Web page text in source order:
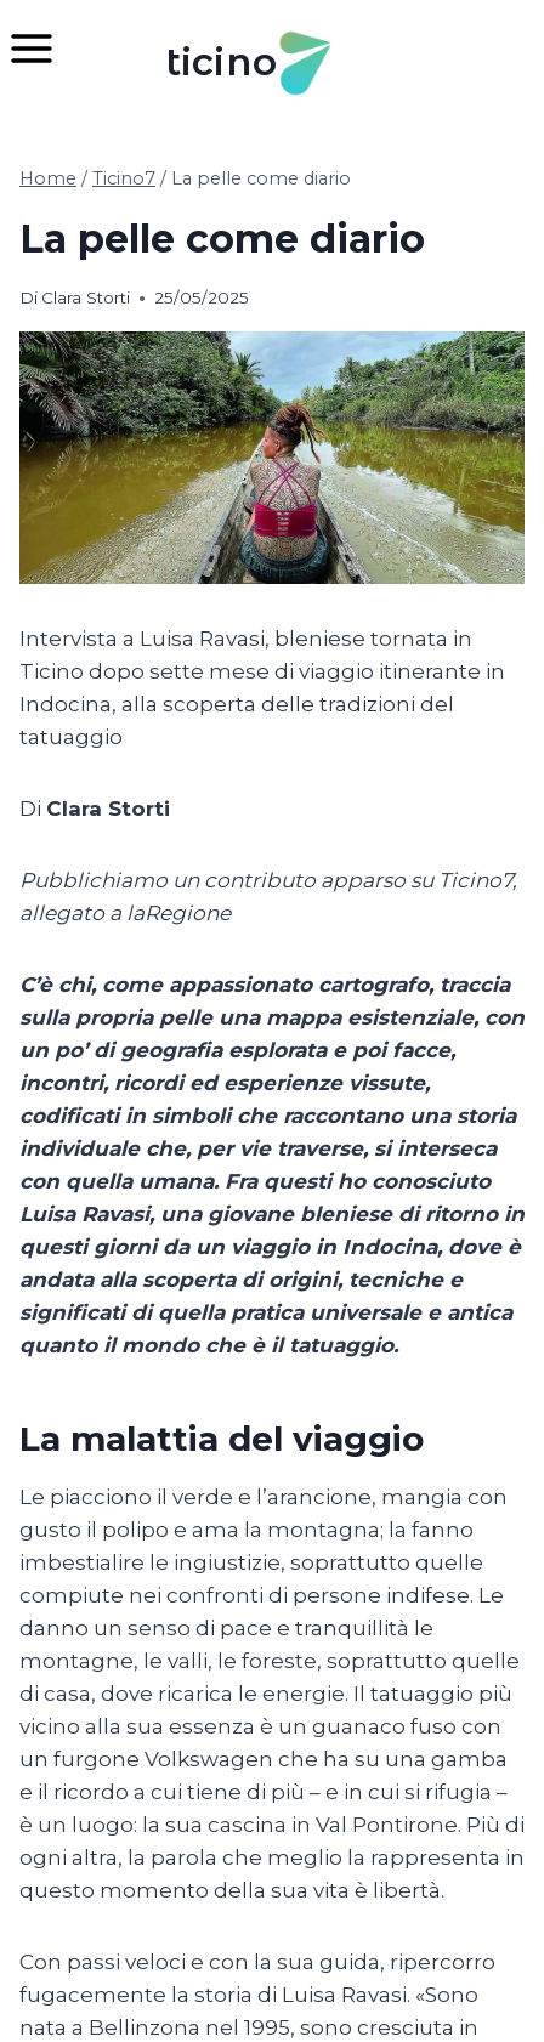
al
ticino
Home / Ticino7 / La pelle come diario
La pelle come diario
Di Clara Storti 25/05/2025
Intervista a Luisa Ravasi, bleniese tornata in
Ticino dopo sette mese di viaggio itinerante in
Indocina, alla scoperta delle tradizioni del
tatuaggio
Di Clara Storti
Pubblichiamo un contributo apparso su Ticino7,
allegato a laRegione
C’è chi, come appassionato cartografo, traccia
sulla propria pelle una mappa esistenziale, con
un po’ di geografia esplorata e poi facce,
incontri, ricordi ed esperienze vissute,
codificati in simboli che raccontano una storia
individuale che, per vie traverse, si interseca
con quella umana. Fra questi ho conosciuto
Luisa Ravasi, una giovane bleniese di ritorno in
questi giorni da un viaggio in Indocina, dove è
andata alla scoperta di origini, tecniche e
significati di quella pratica universale e antica
quanto il mondo che è il tatuaggio.
La malattia del viaggio
Le piacciono il verde e l’arancione, mangia con
gusto il polipo e ama la montagna; la fanno
imbestialire le ingiustizie, soprattutto quelle
compiute nei confronti di persone indifese. Le
danno un senso di pace e tranquillità le
montagne, le valli, le foreste, soprattutto quelle
di casa, dove ricarica le energie. Il tatuaggio più
vicino alla sua essenza è un guanaco fuso con
un furgone Volkswagen che ha su una gamba
e il ricordo a cui tiene di più – e in cui si rifugia –
è un luogo: la sua cascina in Val Pontirone. Più di
ogni altra, la parola che meglio la rappresenta in
questo momento della sua vita è libertà.
Con passi veloci e con la sua guida, ripercorro
fugacemente la storia di Luisa Ravasi. «Sono
nata a Bellinzona nel 1995, sono cresciuta in